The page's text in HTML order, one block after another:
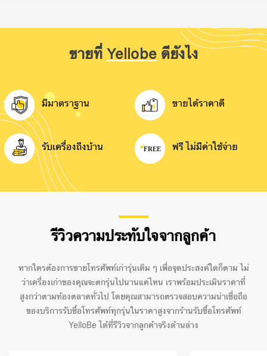
ขายที่Yellobeดียังไง
มีมาตราฐาน ขายได้ราคาดี
รับเครื่องถึงบ้าน ฟรี ไม่มีค่าใช้จ่าย
รีวิวความประทับใจจากลูกค้า
หากใครต้องการขายโทรศัพท์เก่ารุ่นเดิม ๆ เพื่อจุดประสงค์ใดก็ตาม ไม่
ว่าเครื่องเก่าของคุณจะตกรุ่นไปนานแค่ไหน เราพร้อมประเมินราคาที่
สูงกว่าตามท้องตลาดทั่วไป โดยคุณสามารถตรวจสอบความน่าเชื่อถือ
ของบริการรับซื้อโทรศัพท์ทุกรุ่นในราคาสูงจากร้านรับซื้อโทรศัพท์
YelloBe ได้ที่รีวิวจากลูกค้าจริงด้านล่าง